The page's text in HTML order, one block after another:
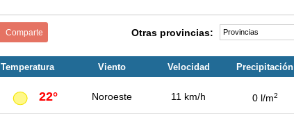
Comparte Otras provincias:
Temperatura Viento Velocidad Precipitación
22° Noroeste 11 km/h 0 l/m2